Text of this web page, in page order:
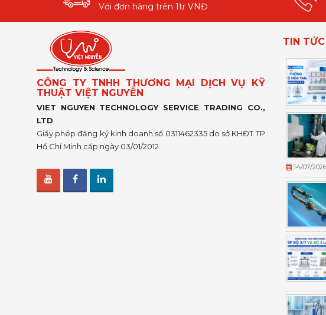
Với đơn hàng trên 1tr VNĐ
CÔNG TY TNHH THƯƠNG MẠI DỊCH VỤ KỸ
THUẬT VIỆT NGUYỄN
VIET NGUYEN TECHNOLOGY SERVICE TRADING CO.,
LTD
Giấy phép đăng ký kinh doanh số 0311462335 do sở KHĐT TP
Hồ Chí Minh cấp ngày 03/01/2012
TIN
14/07/2026